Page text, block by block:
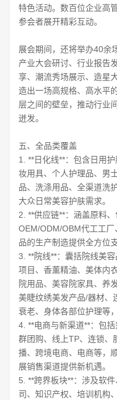
特色活动。数百位企业高
参会者展开精彩互动。
展会期间，还将举办40余
产业大会研讨、行业报告
享、潮流秀场展示、造星
造出一场高规格、高水平
层之间的壁垒，推动行业
迸发。
五、全品类覆盖
1. **日化线**：包含日用
妆用具、个人护理品、男
品、洗涤用品、全渠道洗
大众日常美容护肤需求。
2. **供应链**：涵盖原料
OEM/ODM/OBM代工工
品的生产制造提供全方位支
3. **院线**：囊括院线美
项目、香薰精油、美体内
院用品、美容院家具、养
美睫纹绣美发产品/器材、
衰老、身体各部位护理等
4. **电商与新渠道**：包
群团购、线上TP、连锁、
播、跨境电商、电商等，
展销售渠道提供新机遇。
5. **跨界板块**：涉及软
司、知识产权、培训机构